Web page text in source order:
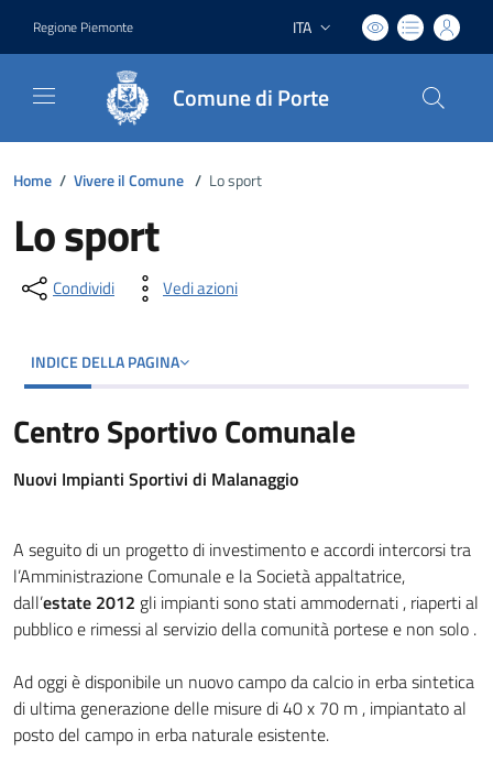
Regione Piemonte Lingua attiva:
ITA
Comune di Porte
Home / Vivere il Comune / Lo sport
Lo sport
Condividi Vedi azioni
INDICE DELLA PAGINA
Centro Sportivo Comunale
Nuovi Impianti Sportivi di Malanaggio
A seguito di un progetto di investimento e accordi intercorsi tra
l’Amministrazione Comunale e la Società appaltatrice,
dall’estate 2012 gli impianti sono stati ammodernati , riaperti al
pubblico e rimessi al servizio della comunità portese e non solo .
Ad oggi è disponibile un nuovo campo da calcio in erba sintetica
di ultima generazione delle misure di 40 x 70 m , impiantato al
posto del campo in erba naturale esistente.